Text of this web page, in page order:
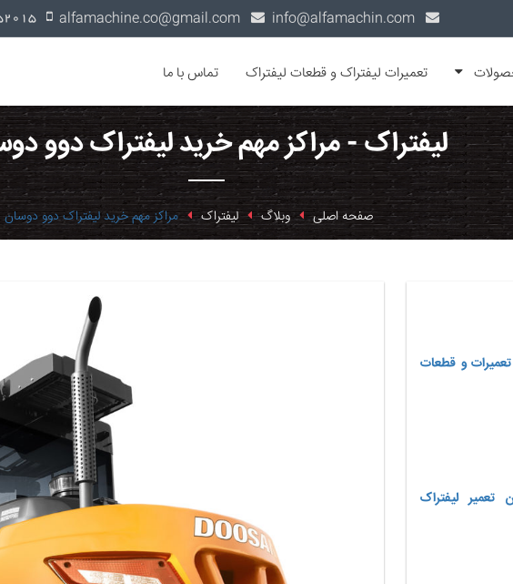
تعمیرات لیفتراک و قطعات لیفتراک تماس با ما
لیفتراک - مراکز مهم خرید لیفتراک دوو
صفحه اصلی وبلاگ لیفتراک مراکز مهم خرید لیفتراک دوو دوسان
و قطعات
تعمیر لیفتراک